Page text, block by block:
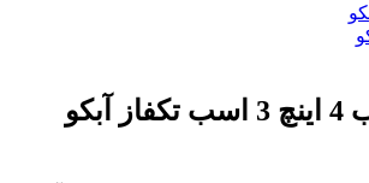
کاربرد پمپ آب 4 اینچ 3 اسب تکفاز آبکو